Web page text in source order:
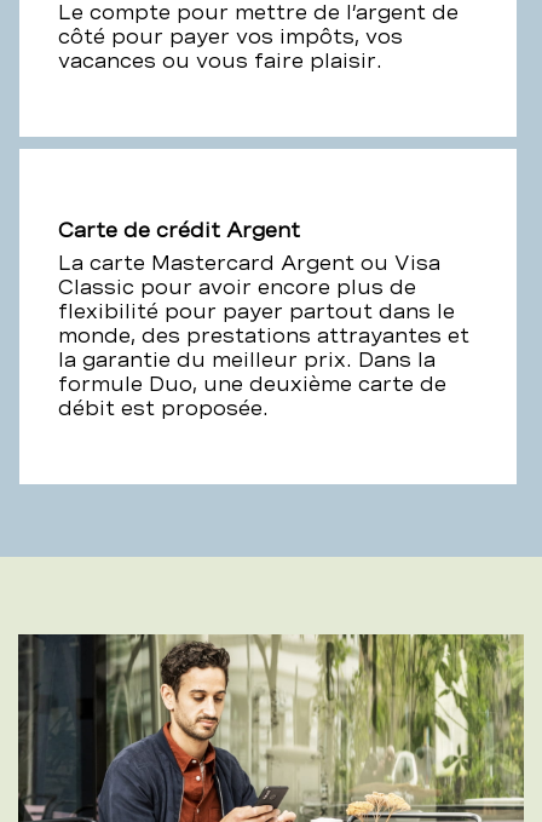
Le compte pour mettre de l’argent de
côté pour payer vos impôts, vos
vacances ou vous faire plaisir.
Carte de crédit Argent
La carte Mastercard Argent ou Visa
Classic pour avoir encore plus de
flexibilité pour payer partout dans le
monde, des prestations attrayantes et
la garantie du meilleur prix. Dans la
formule Duo, une deuxième carte de
débit est proposée.